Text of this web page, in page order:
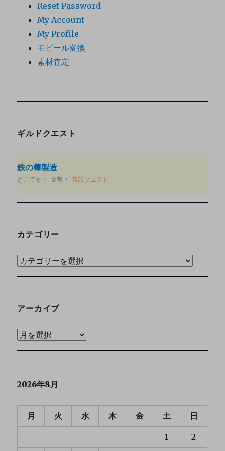
Reset Password
My Account
My Profile
モビール変換
素材査定
ギルドクエスト
鉄の棒製造
どこでも 金魅 常設クエスト
カテゴリー
アーカイブ
2026年8月
月 火 水 木 金 土 日
1 2